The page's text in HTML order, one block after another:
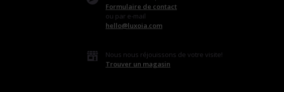
Formulaire de contact
ou par e-mail
hello@luxoia.com
Nous nous réjouissons de votre visite!
Trouver un magasin